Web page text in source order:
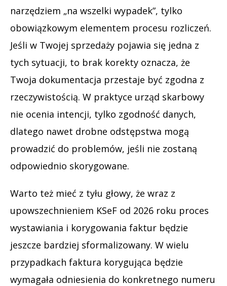
narzędziem „na wszelki wypadek”, tylko
obowiązkowym elementem procesu rozliczeń.
Jeśli w Twojej sprzedaży pojawia się jedna z
tych sytuacji, to brak korekty oznacza, że
Twoja dokumentacja przestaje być zgodna z
rzeczywistością. W praktyce urząd skarbowy
nie ocenia intencji, tylko zgodność danych,
dlatego nawet drobne odstępstwa mogą
prowadzić do problemów, jeśli nie zostaną
odpowiednio skorygowane.
Warto też mieć z tyłu głowy, że wraz z
upowszechnieniem KSeF od 2026 roku proces
wystawiania i korygowania faktur będzie
jeszcze bardziej sformalizowany. W wielu
przypadkach faktura korygująca będzie
wymagała odniesienia do konkretnego numeru